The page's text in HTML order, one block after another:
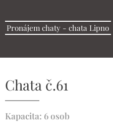
Pronájem chaty - chata Lipno
Chata č.61
Kapacita: 6 osob